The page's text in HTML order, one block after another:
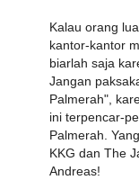
Kalau orang
kantor-kantor
biarlah saja
Jangan
Palmerah",
ini terpencar-
Palmerah.
KKG dan The
Andreas!